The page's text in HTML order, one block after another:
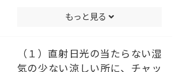
せてください。
０ｇ、ショウキョウ・ダイオウ
ヤク・タイソウ各１．５ｇ、キ
ジツ１．０ｇより抽出。）
もっと見る
（１）直射日光の当たらない湿
気の少ない涼しい所に、チャッ